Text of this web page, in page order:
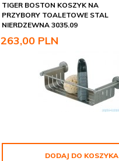
TIGER BOSTON KOSZYK NA
PRZYBORY TOALETOWE STAL
NIERDZEWNA 3035.09
263,00 PLN
DODAJ DO KOSZYKA